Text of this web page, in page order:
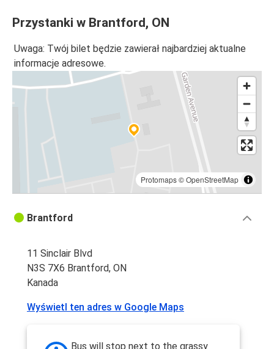
Przystanki w Brantford, ON
Uwaga: Twój bilet będzie zawierał najbardziej aktualne
informacje adresowe.
Protomaps©OpenStreetMap
Brantford
11 Sinclair Blvd
N3S 7X6 Brantford, ON
Kanada
Wyświetl ten adres w Google Maps
Bus will stop next to the grassy